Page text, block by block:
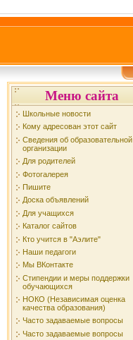
Меню сайта
Школьные новости
Кому адресован этот сайт
Сведения об образовательной
организации
Для родителей
Фотогалерея
Пишите
Доска объявлений
Для учащихся
Каталог сайтов
Кто учится в "Аэлите"
Наши педагоги
Мы ВКонтакте
Стипендии и меры поддержки
обучающихся
НОКО (Независимая оценка
качества образования)
Часто задаваемые вопросы
Часто задаваемые вопросы